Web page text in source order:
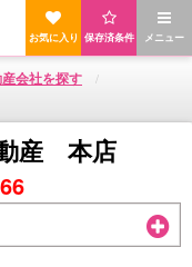
メニュー
保存済条件
お気に入り
会社を探す
産 本店